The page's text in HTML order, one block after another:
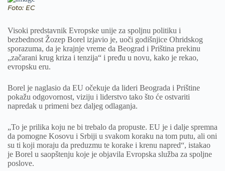
Foto: EC
Visoki predstavnik Evropske unije za spoljnu politiku i
bezbednost Žozep Borel izjavio je, uoči godišnjice Ohridskog
sporazuma, da je krajnje vreme da Beograd i Priština prekinu
„začarani krug kriza i tenzija“ i pređu u novu, kako je rekao,
evropsku eru.
Borel je naglasio da EU očekuje da lideri Beograda i Prištine
pokažu odgovornost, viziju i liderstvo tako što će ostvariti
napredak u primeni bez daljeg odlaganja.
„To je prilika koju ne bi trebalo da propuste. EU je i dalje spremna
da pomogne Kosovu i Srbiji u svakom koraku na tom putu, ali oni
su ti koji moraju da preduzmu te korake i krenu napred“, istakao
je Borel u saopštenju koje je objavila Evropska služba za spoljne
poslove.